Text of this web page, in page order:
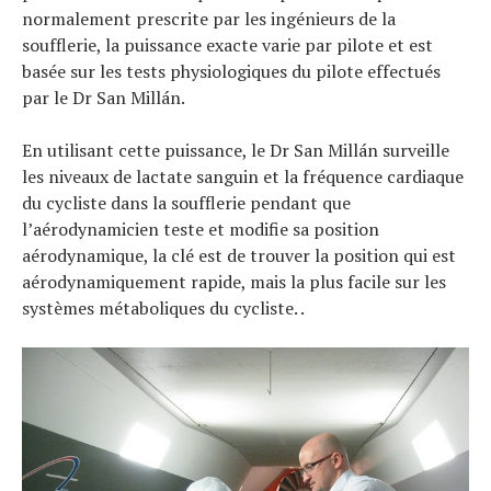
normalement prescrite par les ingénieurs de la
soufflerie, la puissance exacte varie par pilote et est
basée sur les tests physiologiques du pilote effectués
par le Dr San Millán.
En utilisant cette puissance, le Dr San Millán surveille
les niveaux de lactate sanguin et la fréquence cardiaque
du cycliste dans la soufflerie pendant que
l’aérodynamicien teste et modifie sa position
aérodynamique, la clé est de trouver la position qui est
aérodynamiquement rapide, mais la plus facile sur les
systèmes métaboliques du cycliste. .